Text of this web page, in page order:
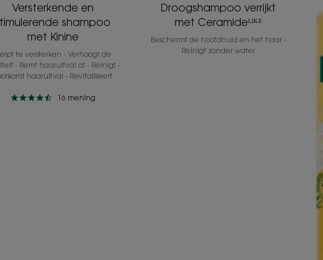
Versterkende en
shampoo
met Kinine
te versterken - Verhoogt de
- Remt haaruitval af - Reinigt -
haaruitval - Revitaliseert
16 mening
Droogshampoo verrijkt
met Ceramideᴸᴵᴷᴱ
Beschermt de hoofdhuid en het haar -
Reinigt zonder water